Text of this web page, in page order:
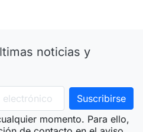
noticias y
momento. Para ello,